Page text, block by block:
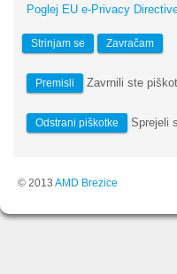
Poglej EU e-Privacy
Strinjam se Zavračam
Premisli Zavrnili ste
Odstrani piškotke Sprejeli
© 2013 AMD Brezice